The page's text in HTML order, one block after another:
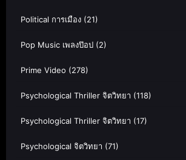
Political การเมือง (21)
Pop Music เพลงป๊อป (2)
Prime Video (278)
Psychological Thriller จิตวิทยา (118)
Psychological Thriller จิตวิทยา (17)
Psychological จิตวิทยา (71)